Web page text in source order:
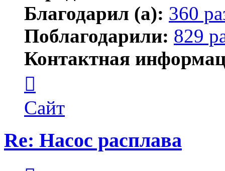
Благодарил (а): 360
Поблагодарили: 829
Контактная
пользователя
Lawego
Сайт
Re: Насос расплава